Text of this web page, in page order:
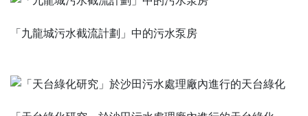
「九龍城污水截流計劃」中的污水泵房